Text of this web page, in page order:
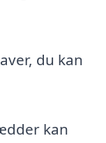
du kan
kan